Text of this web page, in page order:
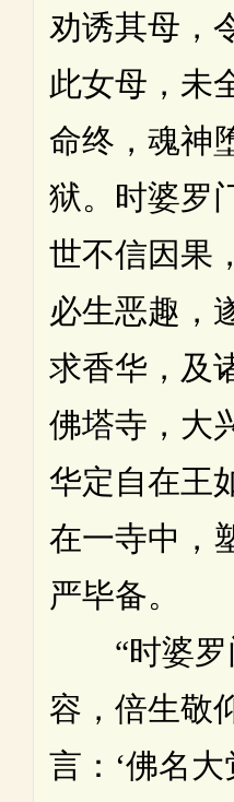
劝诱其母，
此女母，未
命终，魂神
狱。时婆罗
世不信因果
必生恶趣，
求香华，及
佛塔寺，大
华定自在王
在一寺中，
严毕备。
“时婆罗
容，倍生敬
言：‘佛名